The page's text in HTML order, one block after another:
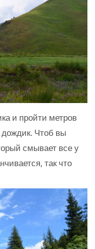
и пройти метров
Чтоб вы
смывает все у
так что